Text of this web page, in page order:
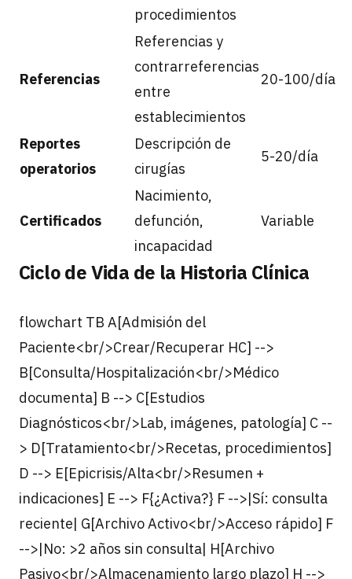
procedimientos
Referencias
Referencias y
contrarreferencias
entre
establecimientos
20-100/día
Reportes
operatorios
Descripción de
cirugías
5-20/día
Certificados
Nacimiento,
defunción,
incapacidad
Variable
Ciclo de Vida de la Historia Clínica
flowchart TB A[Admisión del
Paciente<br/>Crear/Recuperar HC] -->
B[Consulta/Hospitalización<br/>Médico
documenta] B --> C[Estudios
Diagnósticos<br/>Lab, imágenes, patología] C --
> D[Tratamiento<br/>Recetas, procedimientos]
D --> E[Epicrisis/Alta<br/>Resumen +
indicaciones] E --> F{¿Activa?} F -->|Sí: consulta
reciente| G[Archivo Activo<br/>Acceso rápido] F
-->|No: >2 años sin consulta| H[Archivo
Pasivo<br/>Almacenamiento largo plazo] H -->